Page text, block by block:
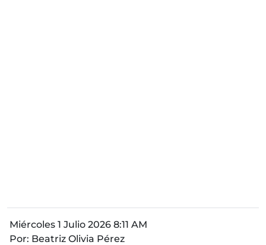
Miércoles 1 Julio 2026 8:11 AM
Por: Beatriz Olivia Pérez